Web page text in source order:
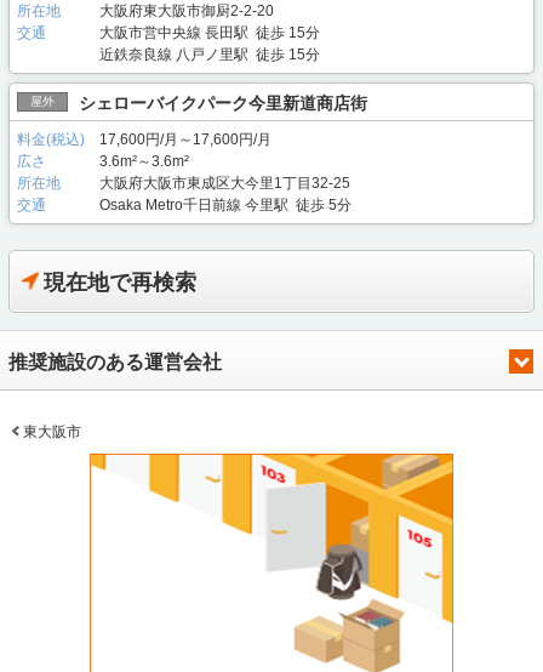
所在地
大阪府東大阪市御厨2-2-20
交通
大阪市営中央線 長田駅 徒歩 15分
近鉄奈良線 八戸ノ里駅 徒歩 15分
屋外 シェローバイクパーク今里新道商店街
料金(税込)
17,600円/月～17,600円/月
広さ
3.6m²～3.6m²
所在地
大阪府大阪市東成区大今里1丁目32-25
交通
Osaka Metro千日前線 今里駅 徒歩 5分
現在地で再検索
推奨施設のある運営会社
東大阪市